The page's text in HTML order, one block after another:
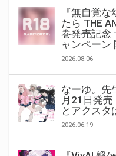
『無自覚
たら THE
巻発売記念
ャンペーン
2026.08.06
なーゆ。先
月21日発
とアクスタ
2026.06.19